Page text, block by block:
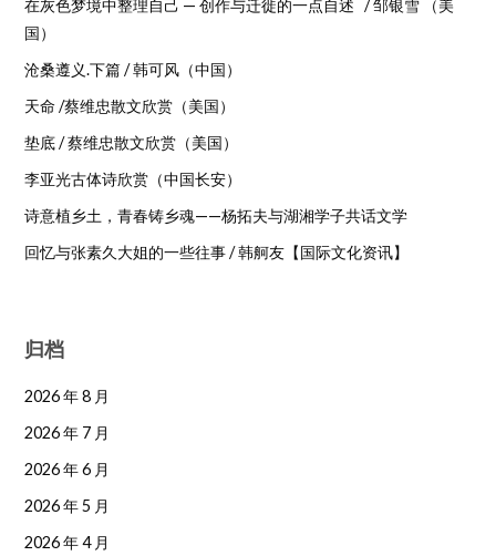
在灰色梦境中整理自己 — 创作与迁徙的一点自述 / 邹银雪 （美
国）
沧桑遵义.下篇 / 韩可风（中国）
天命 /蔡维忠散文欣赏（美国）
垫底 / 蔡维忠散文欣赏（美国）
李亚光古体诗欣赏（中国长安）
诗意植乡土，青春铸乡魂——杨拓夫与湖湘学子共话文学
回忆与张素久大姐的一些往事 / 韩舸友【国际文化资讯】
归档
2026 年 8 月
2026 年 7 月
2026 年 6 月
2026 年 5 月
2026 年 4 月